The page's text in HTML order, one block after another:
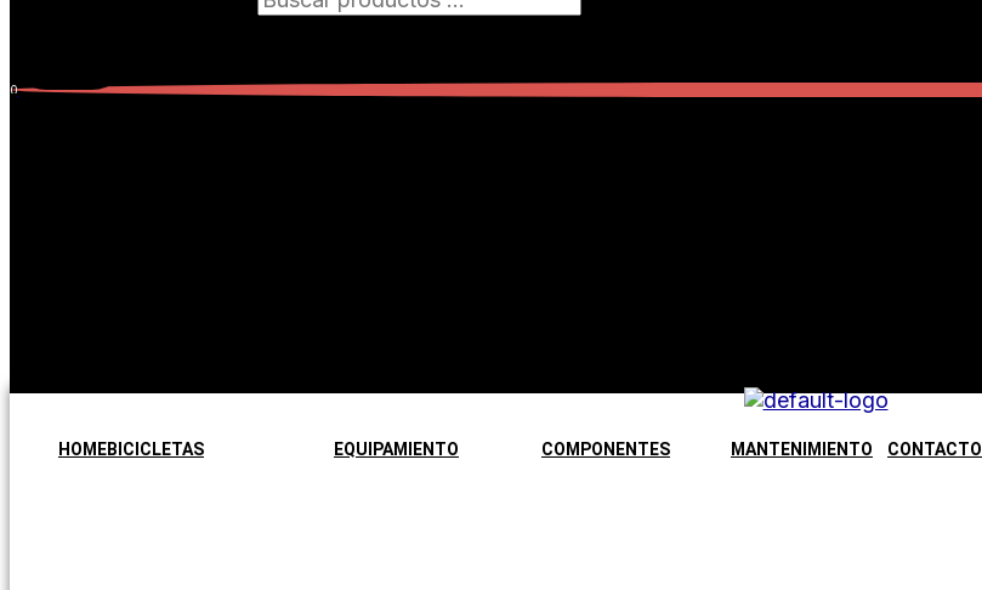
0
HOMEBICICLETAS EQUIPAMIENTO COMPONENTES MANTENIMIENTO CONTACTO